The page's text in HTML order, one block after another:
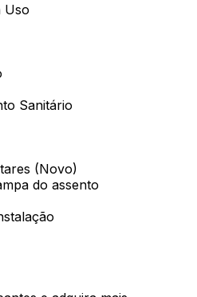
Uso
Sanitário
(Novo)
do assento